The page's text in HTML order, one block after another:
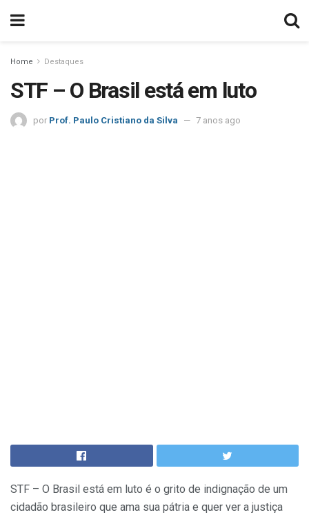
Home Destaques
STF – O Brasil está em luto
por Prof. Paulo Cristiano da Silva 7 anos ago
STF – O Brasil está em luto é o grito de indignação de um
cidadão brasileiro que ama sua pátria e quer ver a justiça